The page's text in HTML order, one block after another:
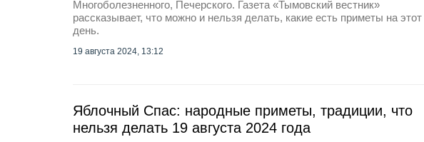
Многоболезненного, Печерского. Газета «Тымовский вестник»
рассказывает, что можно и нельзя делать, какие есть приметы на этот
день.
19 августа 2024, 13:12
Яблочный Спас: народные приметы, традиции, что
нельзя делать 19 августа 2024 года